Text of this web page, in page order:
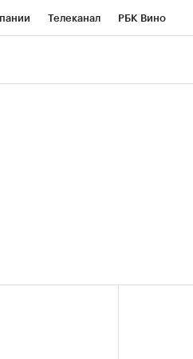
Телеканал РБК Вино